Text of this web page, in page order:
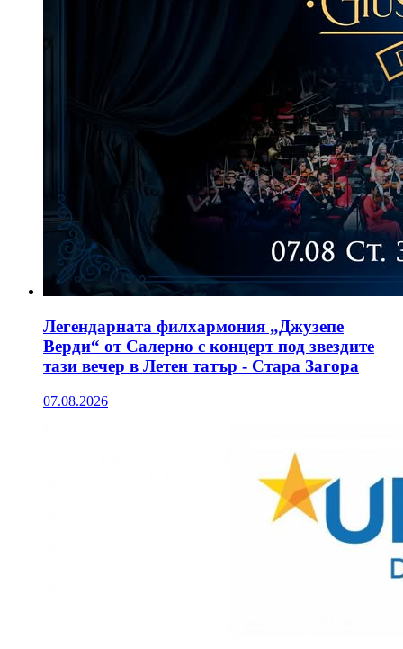
Легендарната филхармония „Джузепе
Верди“ от Салерно с концерт под звездите
тази вечер в Летен татър - Стара Загора
07.08.2026